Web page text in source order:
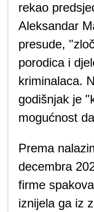
rekao
Aleksandar
presude,
porodica i
kriminalaca.
godišnjak je
mogućnost
Prema
decembra
firme
iznijela ga iz